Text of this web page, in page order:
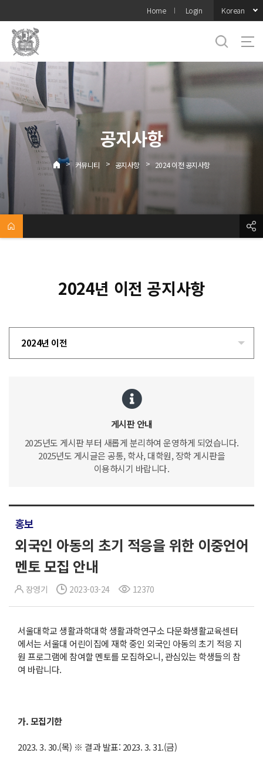
메뉴
Home Login Korean
공지사항
> 커뮤니티 > 공지사항 > 2024 이전 공지사항
2024년 이전 공지사항
2024년 이전
게시판 안내
2025년도 게시판 부터 새롭게 분리하여 운영하게 되었습니다.
2025년도 게시글은 공통, 학사, 대학원, 장학 게시판을
이용하시기 바랍니다.
홍보
외국인 아동의 초기 적응을 위한 이중언어
멘토 모집 안내
장영기 2023-03-24 12370
서울대학교 생활과학대학 생활과학연구소 다문화생활교육센터
에서는 서울대 어린이집에 재학 중인 외국인 아동의 초기 적응 지
원 프로그램에 참여할 멘토를 모집하오니, 관심있는 학생들의 참
여 바랍니다.
가. 모집기한
2023. 3. 30.(목) ※ 결과 발표: 2023. 3. 31.(금)